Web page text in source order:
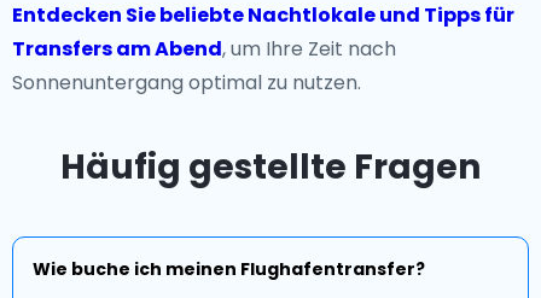
Entdecken Sie beliebte Nachtlokale und Tipps für
Transfers am Abend, um Ihre Zeit nach
Sonnenuntergang optimal zu nutzen.
Häufig gestellte Fragen
Wie buche ich meinen Flughafentransfer?